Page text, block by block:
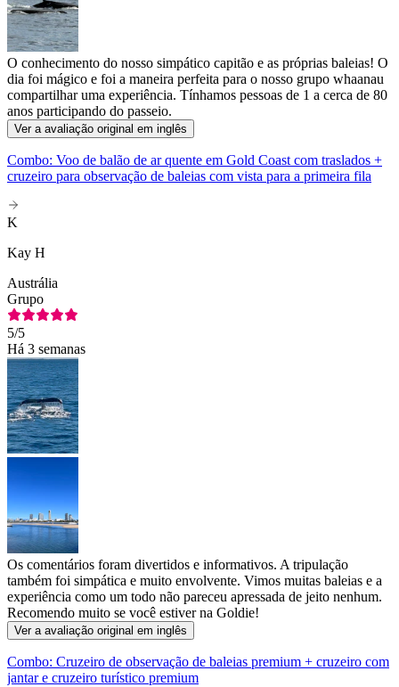
O conhecimento do nosso simpático capitão e as próprias baleias! O
dia foi mágico e foi a maneira perfeita para o nosso grupo whaanau
compartilhar uma experiência. Tínhamos pessoas de 1 a cerca de 80
anos participando do passeio.
Ver a avaliação original em inglês
Combo: Voo de balão de ar quente em Gold Coast com traslados +
cruzeiro para observação de baleias com vista para a primeira fila
K
Kay H
Austrália
Grupo
5/5
Há 3 semanas
Os comentários foram divertidos e informativos. A tripulação
também foi simpática e muito envolvente. Vimos muitas baleias e a
experiência como um todo não pareceu apressada de jeito nenhum.
Recomendo muito se você estiver na Goldie!
Ver a avaliação original em inglês
Combo: Cruzeiro de observação de baleias premium + cruzeiro com
jantar e cruzeiro turístico premium